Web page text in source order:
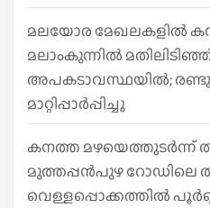
മലയോര മേഖലകളിൽ
മലാംകുന്നിൽ
അപകടാവസ്ഥയിൽ;
മാറ്റിപ്പാർപ്പിച്ചു
കനത്ത മഴയെത്തുടർന്ന്
മുത്തപ്പൻപുഴ റോഡിലെ
വെള്ളപ്പൊക്കത്തിൽ